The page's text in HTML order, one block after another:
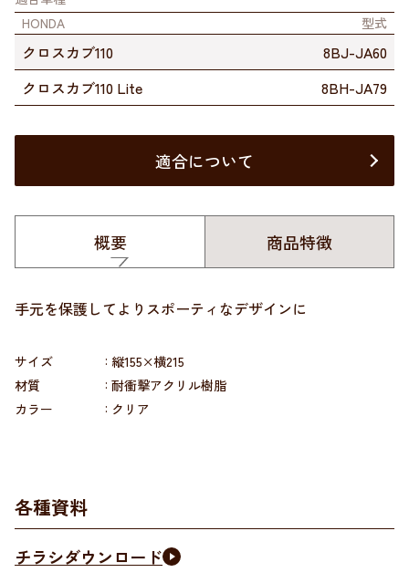
HONDA
型式
クロスカブ110
8BJ-JA60
クロスカブ110 Lite
8BH-JA79
適合について
概要 商品特徴
手元を保護してよりスポーティなデザインに
サイズ
縦155×横215
材質
耐衝撃アクリル樹脂
カラー
クリア
各種資料
チラシダウンロード